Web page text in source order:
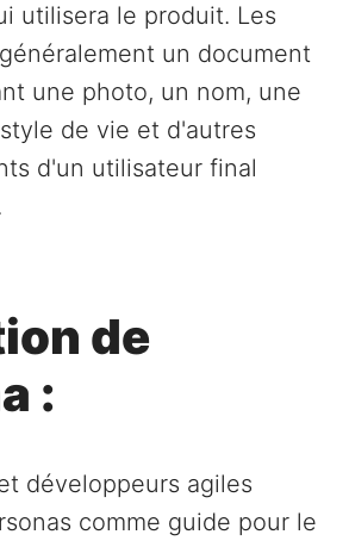
utilisera le produit. Les
un document
une photo, un nom, une
de vie et d'autres
d'un utilisateur final
de
:
développeurs agiles
comme guide pour le